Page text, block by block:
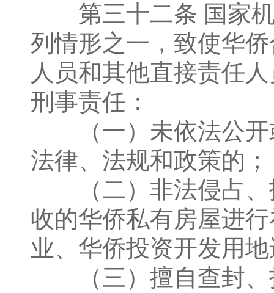
第三十二条 国家机
列情形之一，致使华
人员和其他直接责任
刑事责任：
（一）未依法公开
法律、法规和政策的；
（二）非法侵占、
收的华侨私有房屋进
业、华侨投资开发用
（三）擅自查封、